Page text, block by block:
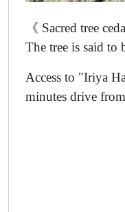
《 Sacred tree
The tree is said to
Access to "Iriya
minutes drive